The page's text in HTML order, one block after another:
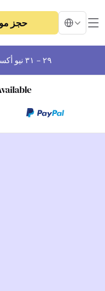
حجز
Select
٢٩ – ٣١ نيو أكسفورد ستريت، هولبورن، لندن، WC1A 1BA